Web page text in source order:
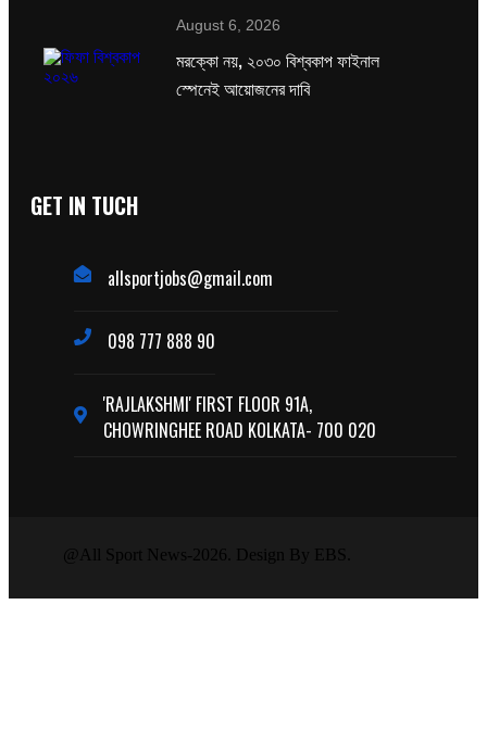
August 6, 2026
মরক্কো নয়, ২০৩০ বিশ্বকাপ ফাইনাল
স্পেনেই আয়োজনের দাবি
GET IN TUCH
allsportjobs@gmail.com
098 777 888 90
'RAJLAKSHMI' FIRST FLOOR 91A,
CHOWRINGHEE ROAD KOLKATA- 700 020
@All Sport News-2026. Design By EBS.